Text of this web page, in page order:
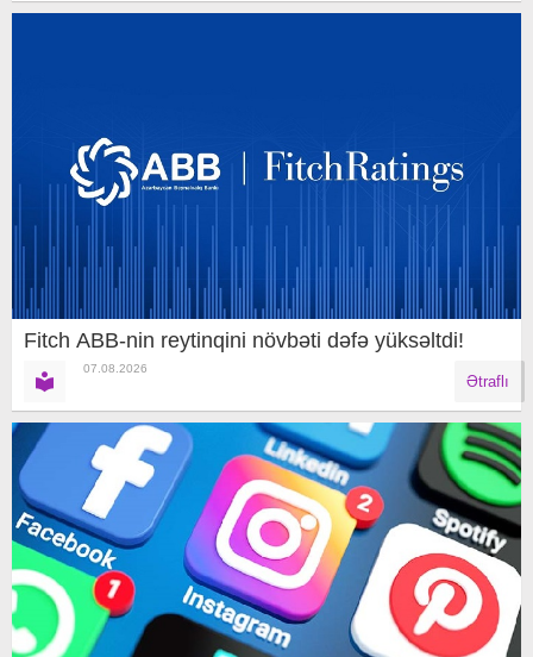
Fitch ABB-nin reytinqini növbəti dəfə yüksəltdi!
07.08.2026
Ətraflı